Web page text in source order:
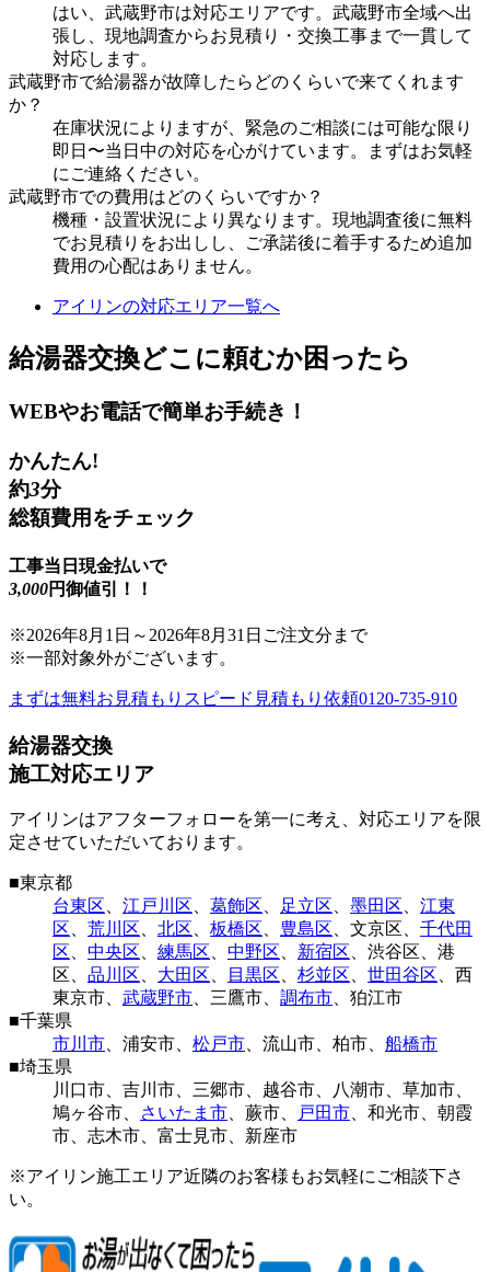
はい、 武蔵野市は対応エリアです。 武蔵野市全域へ出
張し、現地調査からお見積り・交換工事まで一貫して
対応します。
武蔵野市で給湯器が故障したらどのくらいで来てくれます
か？
在庫状況によりますが、緊急のご相談には可能な限り
即日〜当日中の対応を心がけています。まずはお気軽
にご連絡ください。
武蔵野市での費用はどのくらいですか？
機種・設置状況により異なります。現地調査後に無料
でお見積りをお出しし、ご承諾後に着手するため追加
費用の心配はありません。
アイリンの対応エリア一覧へ
給湯器交換どこに頼むか困ったら
WEBやお電話で簡単お手続き！
かんたん!
約3分
総額費用をチェック
工事当日現金払いで
3,000円御値引！！
※2026年8月1日 ～ 2026年8月31日 ご注文分まで
※一部対象外がございます。
まずは無料お見積もり スピード見積もり依頼0120-735-910
給湯器交換
施工対応エリア
アイリンはアフターフォローを第一に考え、対応エリアを限
定させていただいております。
■東京都
台東区 、 江戸川区 、 葛飾区 、 足立区 、 墨田区 、 江東
区 、 荒川区 、 北区 、 板橋区 、 豊島区 、 文京区 、 千代田
区 、 中央区 、 練馬区 、 中野区 、 新宿区 、 渋谷区 、 港
区 、 品川区 、 大田区 、 目黒区 、 杉並区 、 世田谷区 、 西
東京市、 武蔵野市、 三鷹市、 調布市、 狛江市
■千葉県
市川市、 浦安市、 松戸市、 流山市、 柏市、 船橋市
■埼玉県
川口市、 吉川市、 三郷市、 越谷市、 八潮市、 草加市、
鳩ヶ谷市、 さいたま市、 蕨市、 戸田市、 和光市、 朝霞
市、 志木市、 富士見市、 新座市
※アイリン施工エリア近隣のお客様もお気軽にご相談下さ
い。